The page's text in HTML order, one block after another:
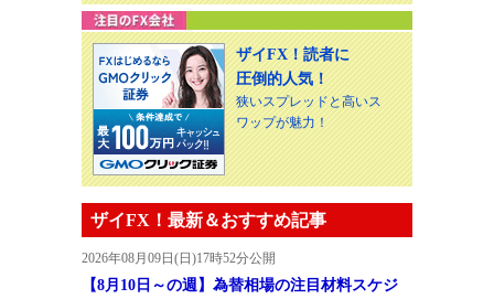
ザイFX！読者に
圧倒的人気！
狭いスプレッドと高いス
ワップが魅力！
ザイFX！最新＆おすすめ記事
2026年08月09日(日)17時52分公開
【8月10日～の週】為替相場の注目材料スケジ